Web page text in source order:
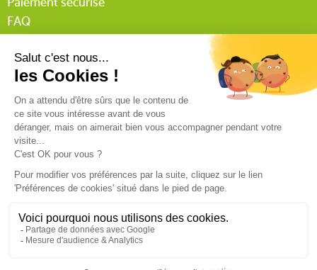
FAQ
Lexique Tissnet
Suivi commande invité
Contactez-nous
Mentions légales